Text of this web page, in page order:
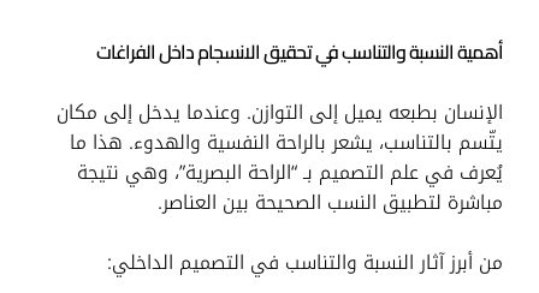
أهمية النسبة والتناسب في تحقيق الانسجام داخل الفراغات
الإنسان بطبعه يميل إلى التوازن. وعندما يدخل إلى مكان
يتّسم بالتناسب، يشعر بالراحة النفسية والهدوء. هذا ما
يُعرف في علم التصميم بـ “الراحة البصرية”، وهي نتيجة
مباشرة لتطبيق النسب الصحيحة بين العناصر.
من أبرز آثار النسبة والتناسب في التصميم الداخلي: